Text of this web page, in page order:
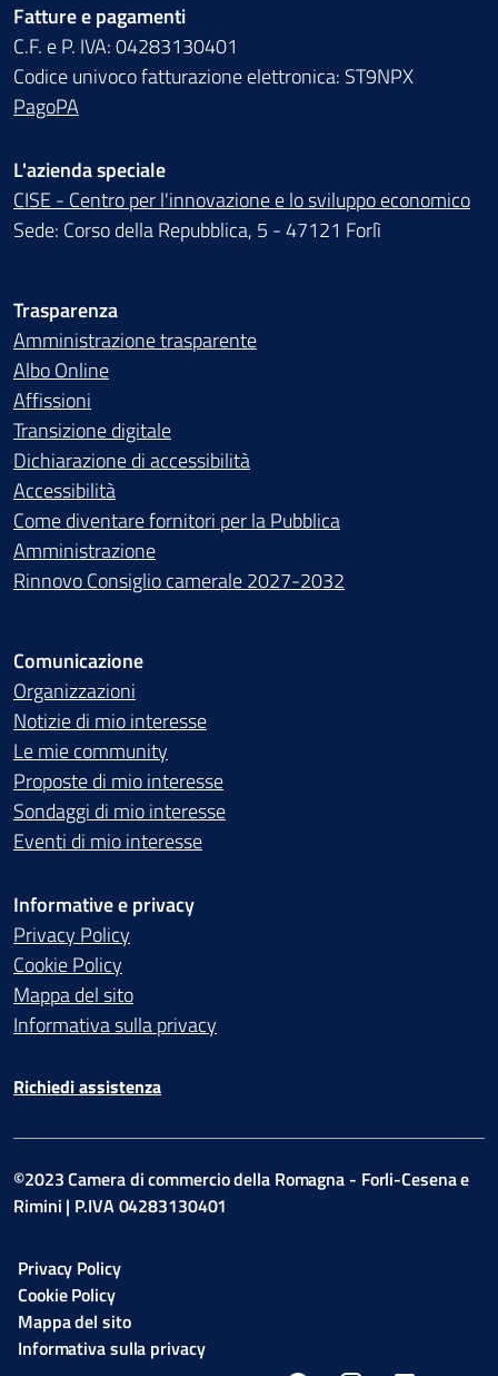
Fatture e pagamenti
C.F. e P. IVA: 04283130401
Codice univoco fatturazione elettronica: ST9NPX
PagoPA
L'azienda speciale
CISE - Centro per l'innovazione e lo sviluppo economico
Sede: Corso della Repubblica, 5 - 47121 Forlì
Trasparenza
Amministrazione trasparente
Albo Online
Affissioni
Transizione digitale
Dichiarazione di accessibilità
Accessibilità
Come diventare fornitori per la Pubblica
Amministrazione
Rinnovo Consiglio camerale 2027-2032
Comunicazione
Organizzazioni
Notizie di mio interesse
Le mie community
Proposte di mio interesse
Sondaggi di mio interesse
Eventi di mio interesse
Informative e privacy
Privacy Policy
Cookie Policy
Mappa del sito
Informativa sulla privacy
Richiedi assistenza
©2023 Camera di commercio della Romagna - Forli-Cesena e
Rimini | P.IVA 04283130401
Privacy Policy
Cookie Policy
Mappa del sito
Informativa sulla privacy